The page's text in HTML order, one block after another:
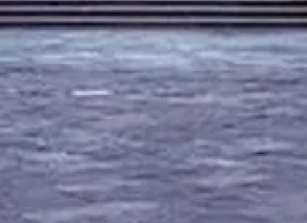
Neler görülmeli
SSS
Yasal
Yasal bilgiler
Hakkımızda
Gizlilik politikası
Çerez politikası
Site haritası
Bu site, dünyadaki gezginler ve tarih meraklıları için, onlarla aynı
tutkuyu paylaşan biri tarafından ❤️ ile hazırlandı.
Uffizi için kişisel rehberiniz. Ziyaret seçenekleri, saatler ve daha
fazlası hakkında her şeyi sorabilirsiniz!